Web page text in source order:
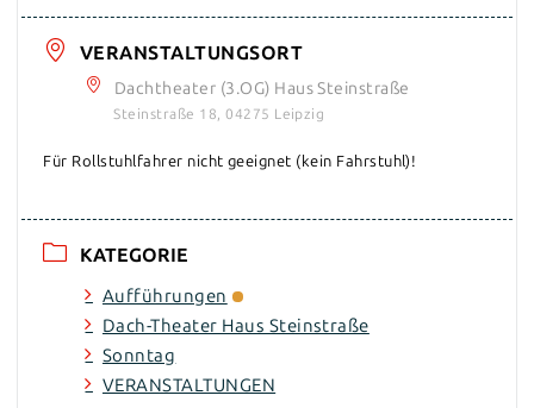
VERANSTALTUNGSORT
Dachtheater (3.OG) Haus Steinstraße
Steinstraße 18, 04275 Leipzig
Für Rollstuhlfahrer nicht geeignet (kein Fahrstuhl)!
KATEGORIE
Aufführungen
Dach-Theater Haus Steinstraße
Sonntag
VERANSTALTUNGEN